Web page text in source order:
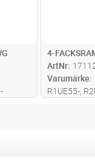
4-
ArtNr
Varumärke
R1UE55-,